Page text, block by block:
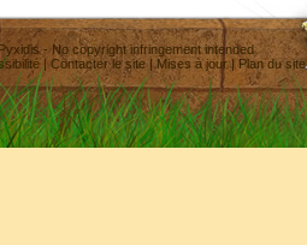
Pyxidis- No copyright infringement intended
| Contacter le site|Mises à jour| Plan du site